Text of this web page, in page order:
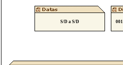
S/D a S/D 001